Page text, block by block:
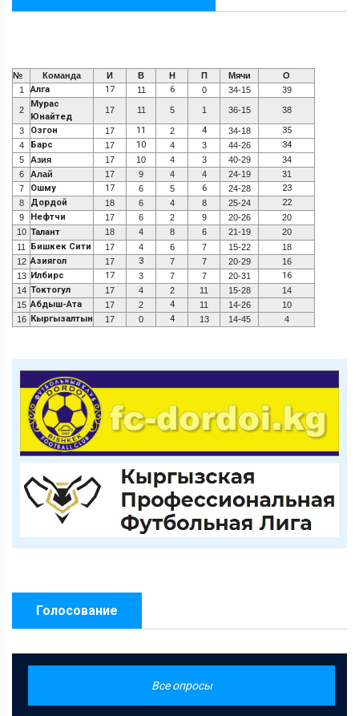
№ Команда И В Н П Мячи
О
1
Алга 17 11 6 0 34-15 39
2
Мурас
Юнайтед
17 11 5 1 36-15 38
3 Озгон 17 11 2 4 34-18 35
4 Барс 17 10 4 3 44-26 34
5 Азия 17 10 4 3 40-29
34
6
Алай 17 9 4 4 24-19
31
7
Ошму 17 6 5 6 24-28 23
8 Дордой 18 6 4 8 25-24 22
9 Нефтчи 17 6 2 9 20-26
20
10 Талант 18 4 8 6 21-19
20
11
Бишкек Сити 17 4 6 7 15-22
18
12 Азиягол 17 3 7 7 20-29
16
13 Илбирс 17 3 7 7 20-31 16
14 Токтогул 17 4 2 11 15-28
14
15 Абдыш-Ата 17 2 4 11 14-26
10
16 Кыргызалтын 17 0 4 13 14-45 4
Голосование
Все опросы